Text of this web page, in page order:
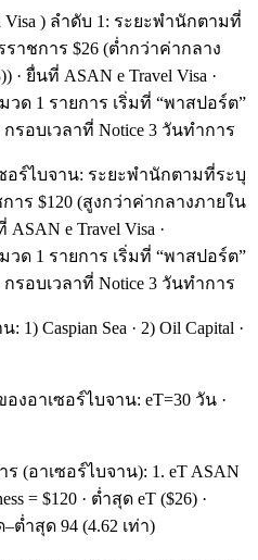
Visa ) ลำดับ 1: ระยะพำนักตามที่
ราชการ $26 (ต่ำกว่าค่ากลาง
ยื่นที่ ASAN e Travel Visa ·
วด 1 รายการ เริ่มที่ “พาสปอร์ต”
รอบเวลาที่ Notice 3 วันทำการ
อร์ไบจาน: ระยะพำนักตามที่ระบุ
าร $120 (สูงกว่าค่ากลางภายใน
e Travel Visa ·
วด 1 รายการ เริ่มที่ “พาสปอร์ต”
รอบเวลาที่ Notice 3 วันทำการ
Caspian Sea · 2) Oil Capital ·
อาเซอร์ไบจาน: eT=30 วัน ·
(อาเซอร์ไบจาน): 1. eT ASAN
= $120 · ต่ำสุด eT ($26) ·
ต่ำสุด 94 (4.62 เท่า)